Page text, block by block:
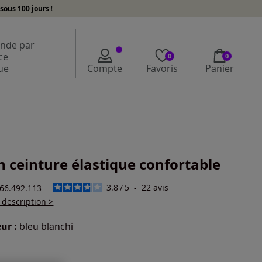
sous 100 jours !
par
Compte
0
Favoris
0
Panier
ceinture élastique confortable
3.8/ 5 - 22avis
description >
: bleu blanchi
une couleur :